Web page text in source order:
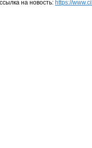
на новость: https://